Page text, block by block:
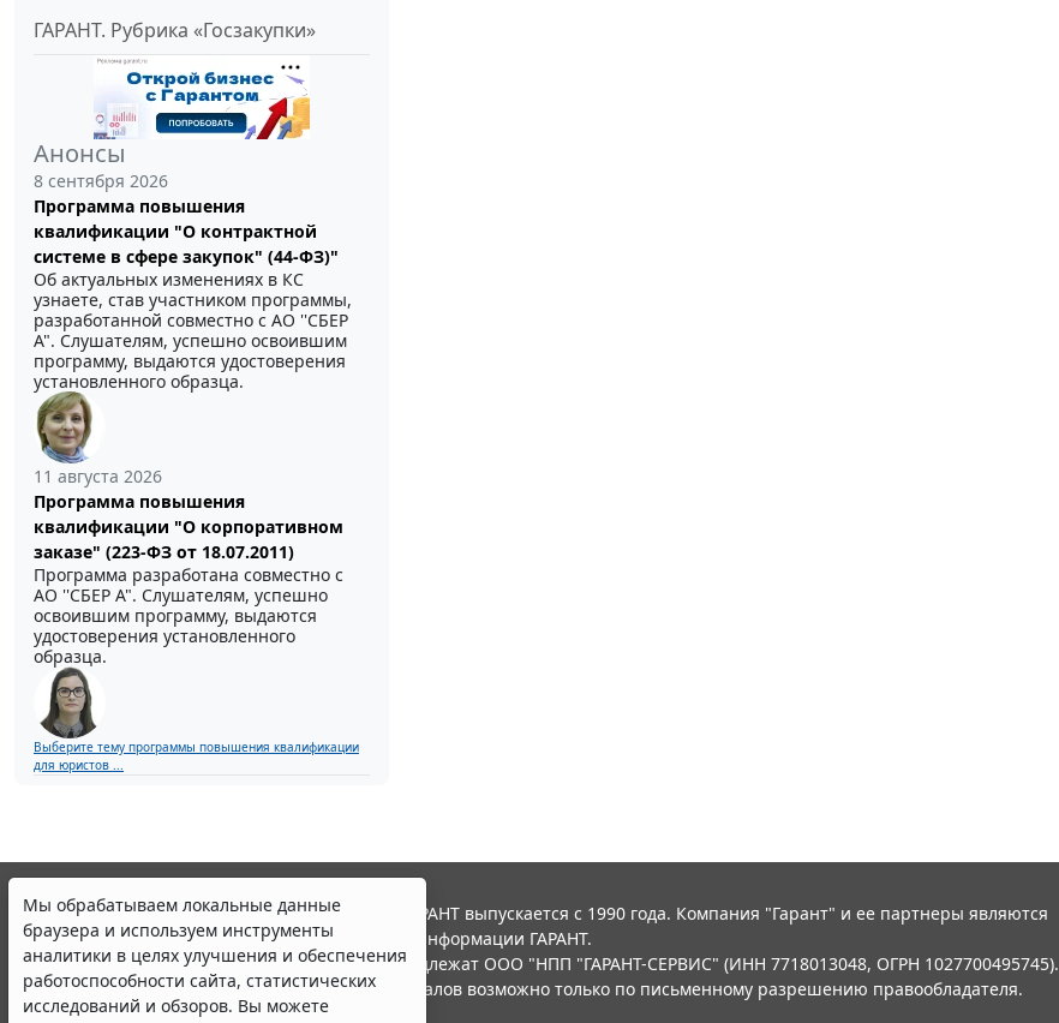
ГАРАНТ. Рубрика «Госзакупки»
Анонсы
8 сентября 2026
Программа повышения
квалификации "О контрактной
системе в сфере закупок" (44-ФЗ)"
Об актуальных изменениях в КС
узнаете, став участником программы,
разработанной совместно с АО ''СБЕР
А". Слушателям, успешно освоившим
программу, выдаются удостоверения
установленного образца.
11 августа 2026
Программа повышения
квалификации "О корпоративном
заказе" (223-ФЗ от 18.07.2011)
Программа разработана совместно с
АО ''СБЕР А". Слушателям, успешно
освоившим программу, выдаются
удостоверения установленного
образца.
Выберите тему программы повышения квалификации
для юристов ...
Мы обрабатываем локальные данные
браузера и используем инструменты
аналитики в целях улучшения и обеспечения
работоспособности сайта, статистических
исследований и обзоров. Вы можете
© ООО "НПП "ГАРАНТ-СЕРВИС", 2026. Система ГАРАНТ выпускается с 1990 года. Компания "Гарант" и ее партнеры являются
участниками Российской ассоциации правовой информации ГАРАНТ.
Все права на материалы сайта ГАРАНТ.РУ принадлежат ООО "НПП "ГАРАНТ-СЕРВИС" (ИНН 7718013048, ОГРН 1027700495745).
Полное или частичное воспроизведение материалов возможно только по письменному разрешению правообладателя.
Правила использования портала.